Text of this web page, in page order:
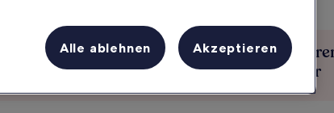
für jede
Übernachtung
Mehr
Mitglieder
Alle ablehnen Akzeptieren